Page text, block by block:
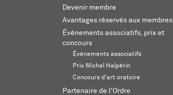
Devenir membre
Avantages réservés aux membres
Événements associatifs, prix et
concours
Événements associatifs
Prix Michel Halpérin
Concours d'art oratoire
Partenaire de l'Ordre